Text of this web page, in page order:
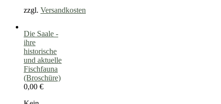
zzgl. Versandkosten
Die Saale -
ihre
historische
und aktuelle
Fischfauna
(Broschüre)
0,00 €